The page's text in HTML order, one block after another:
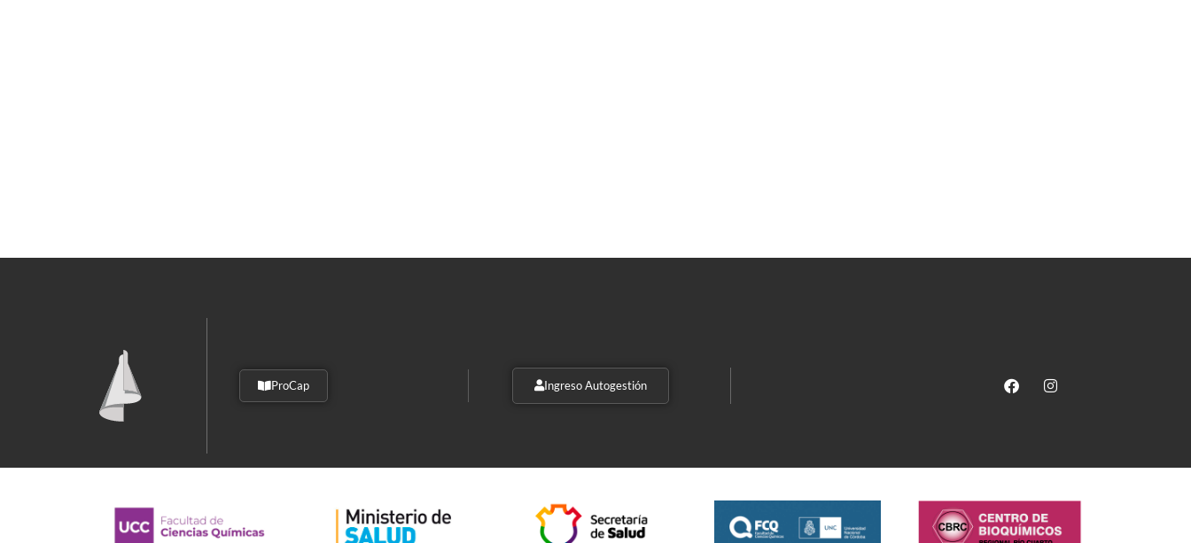
ProCap Ingreso Autogestión